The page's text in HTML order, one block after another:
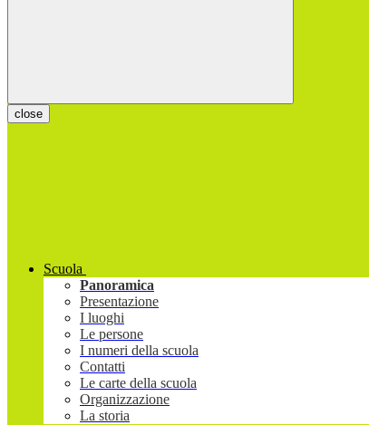
close
Scuola
Panoramica
Presentazione
I luoghi
Le persone
I numeri della scuola
Contatti
Le carte della scuola
Organizzazione
La storia